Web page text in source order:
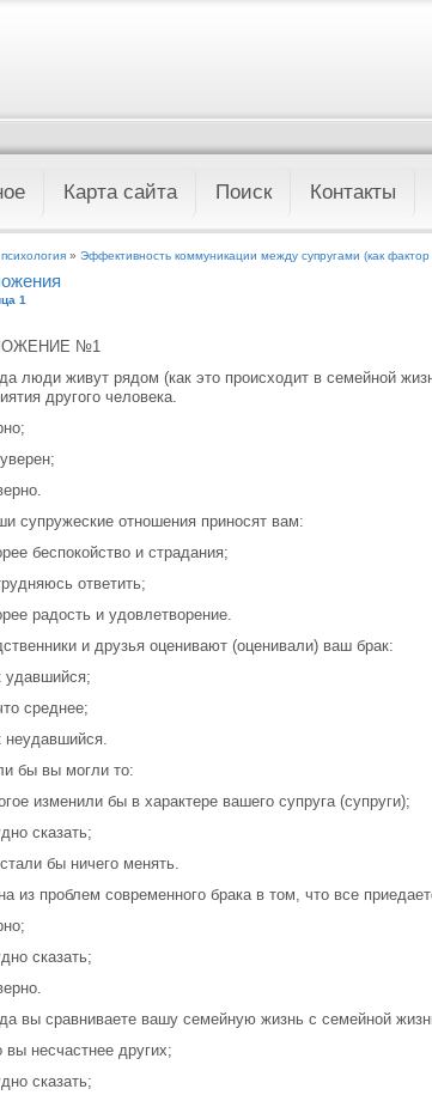
Карта сайта Поиск Контакты
» Эффективность коммуникации между супругами (как
1
№1
люди живут рядом (как это происходит в семейной
другого человека.
супружеские отношения приносят вам:
беспокойство и страдания;
ответить;
радость и удовлетворение.
и друзья оценивают (оценивали) ваш брак:
удавшийся;
среднее;
неудавшийся.
бы вы могли то:
изменили бы в характере вашего супруга (супруги);
сказать;
бы ничего менять.
из проблем современного брака в том, что все
сказать;
вы сравниваете вашу семейную жизнь с семейной
вы несчастнее других;
сказать;